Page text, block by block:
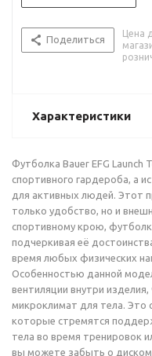
Поделиться
Цена
Характеристики
Футболка Bauer EFG Launch
спортивного гардероба, а
для активных людей. Этот
только удобство, но и
спортивному крою,
подчеркивая её
время любых физических
Особенностью данной
вентиляции внутри
микроклимат для тела. Это
которые стремятся
тела во время тренировок
вы можете забыть о